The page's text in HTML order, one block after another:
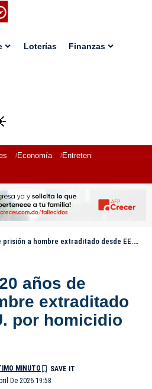
Loterías Finanzas
Economía Entretenimiento
extraditado desde EE.UU. por homicidio en La Vega
años de
extraditado
por homicidio
De 2026 19:58
MINUTO